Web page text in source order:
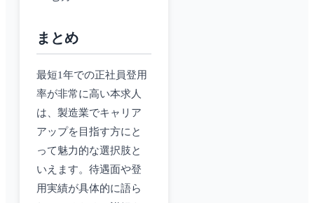
まとめ
最短1年での正社員登用
率が非常に高い本求人
は、製造業でキャリア
アップを目指す方にと
って魅力的な選択肢と
いえます。待遇面や登
用実績が具体的に語ら